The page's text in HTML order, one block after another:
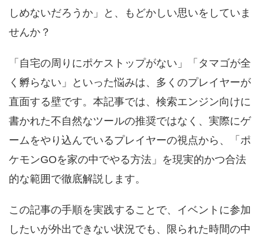
しめないだろうか」と、もどかしい思いをしていま
せんか？
「自宅の周りにポケストップがない」「タマゴが全
く孵らない」といった悩みは、多くのプレイヤーが
直面する壁です。本記事では、検索エンジン向けに
書かれた不自然なツールの推奨ではなく、実際にゲ
ームをやり込んでいるプレイヤーの視点から、「ポ
ケモンGOを家の中でやる方法」を現実的かつ合法
的な範囲で徹底解説します。
この記事の手順を実践することで、イベントに参加
したいが外出できない状況でも、限られた時間の中